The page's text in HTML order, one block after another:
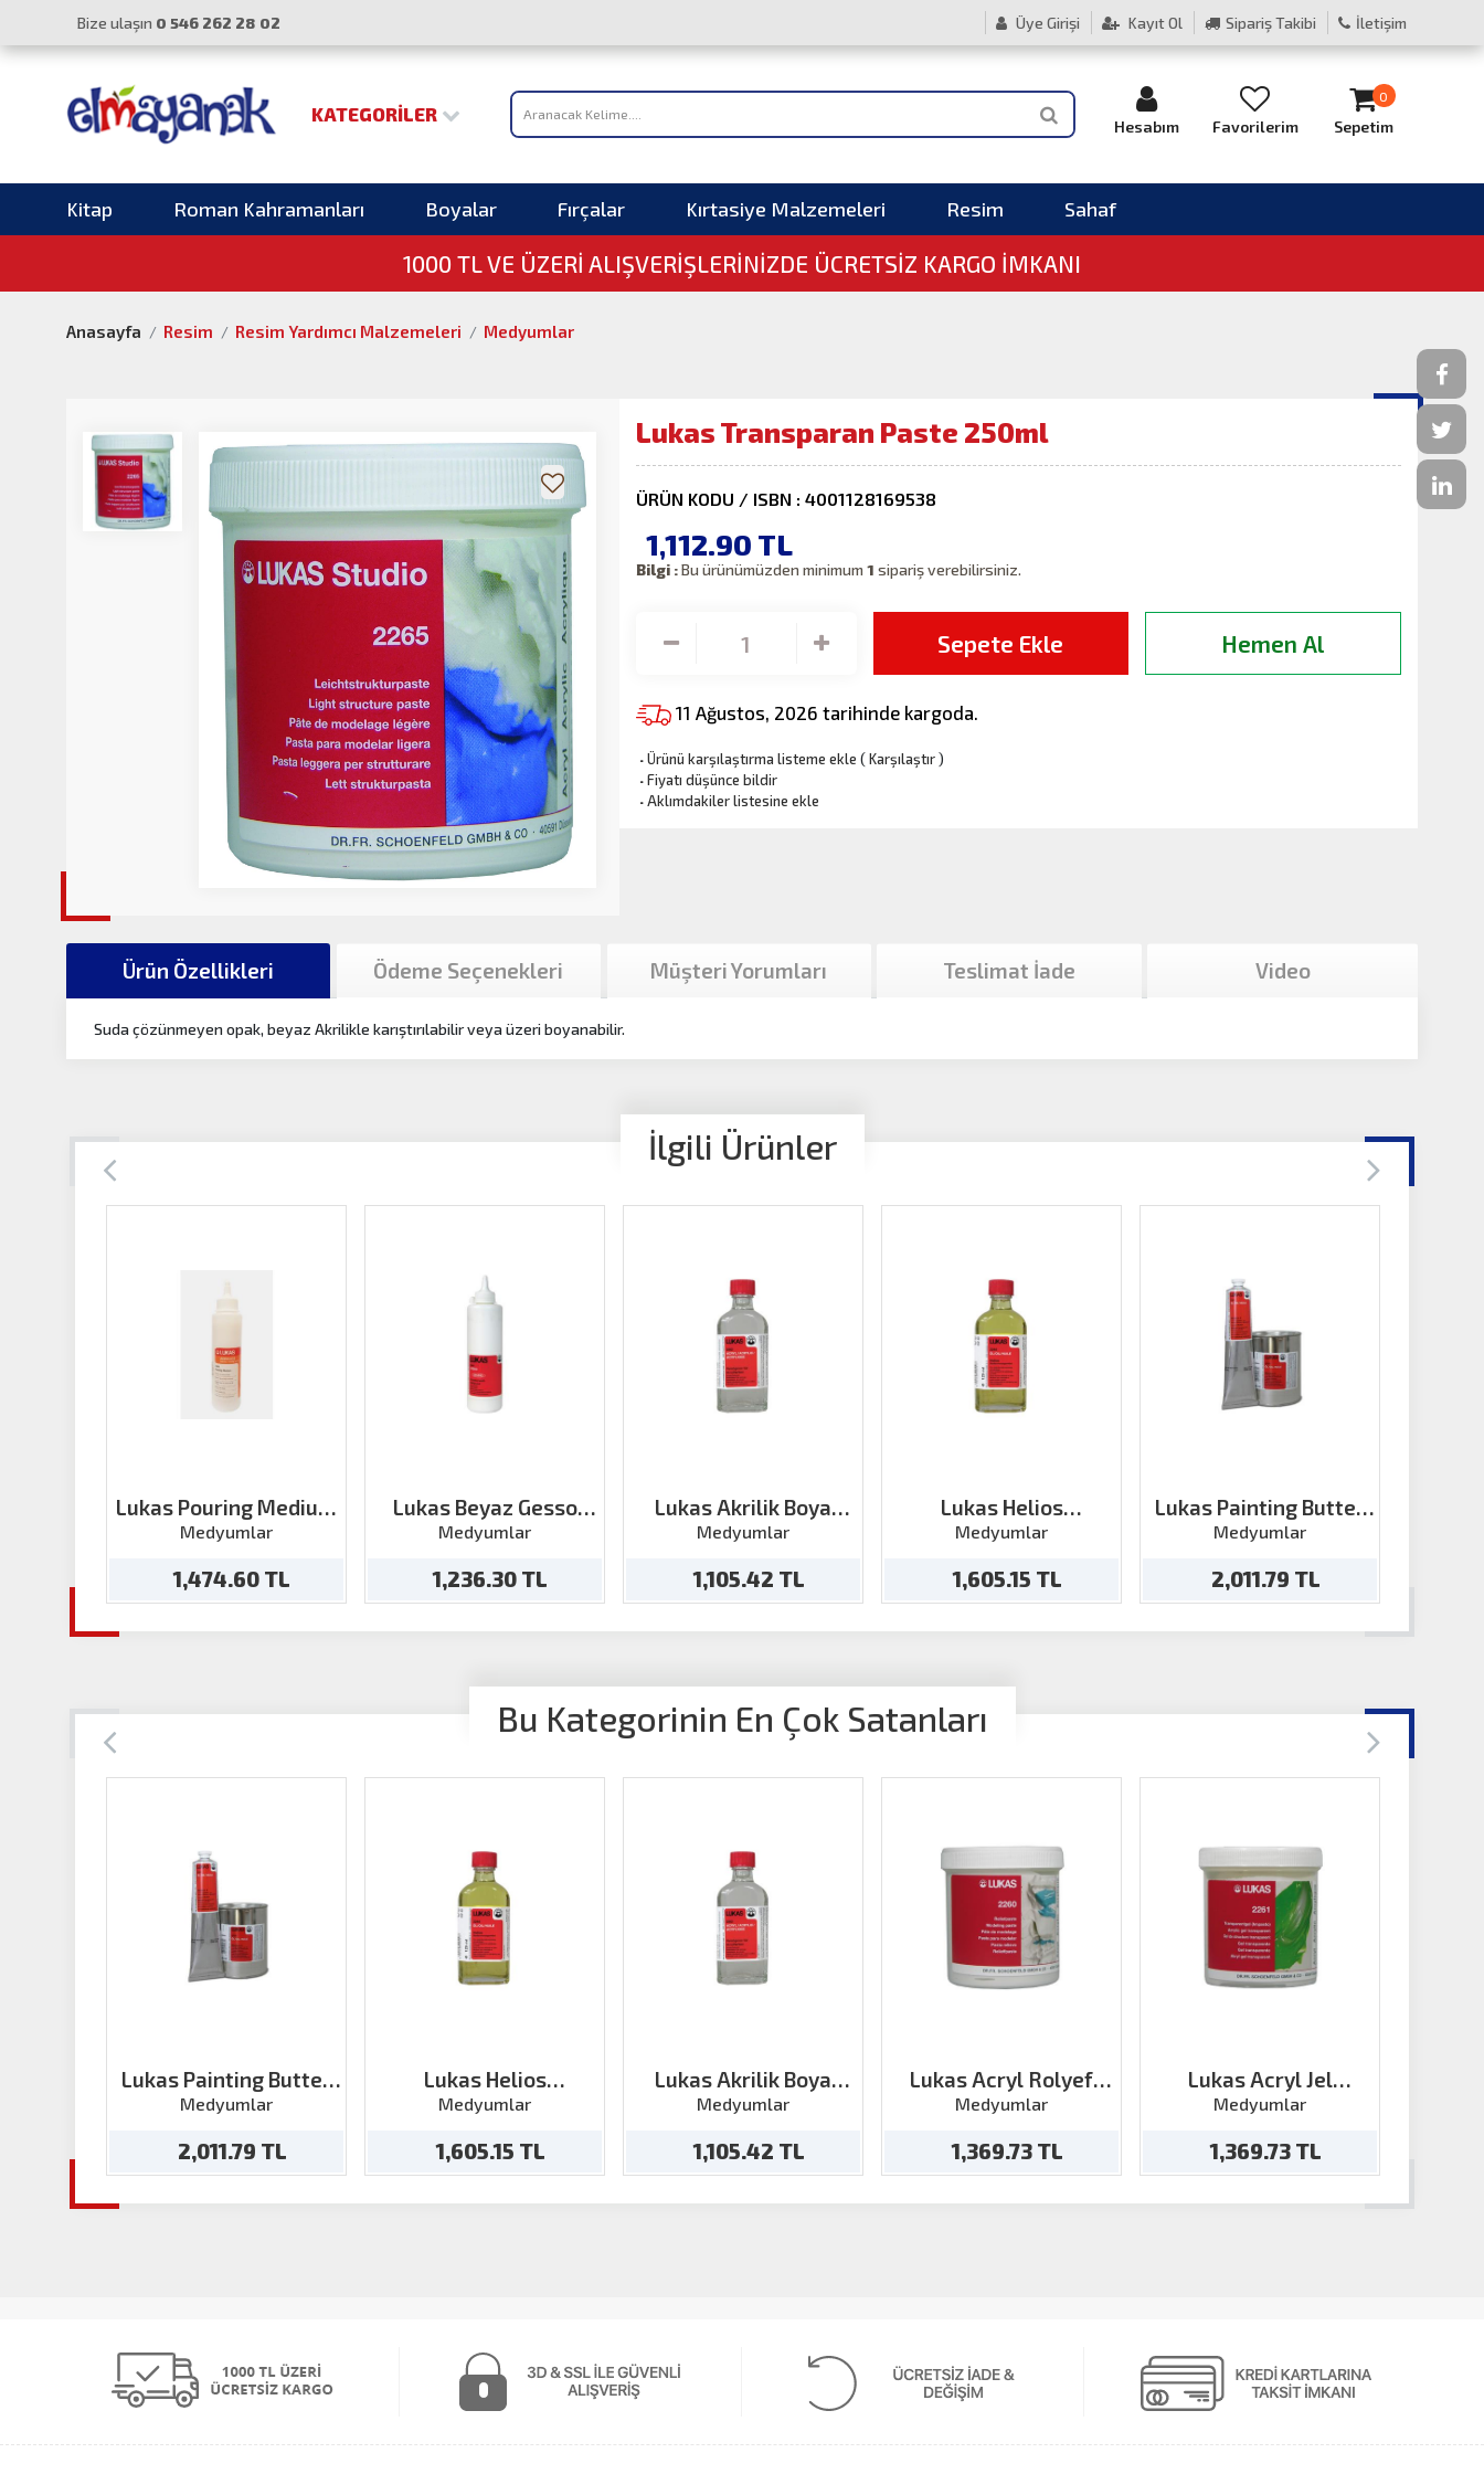
Bize ulaşın 0 546 262 28 02 Üye Girişi Kayıt Ol Sipariş Takibi İletişim
KATEGORILER
Hesabım Favorilerim Sepetim
0
Kitap Roman Kahramanları Boyalar Fırçalar Kırtasiye Malzemeleri Resim Sahaf
1000 TL VE ÜZERI ALIŞVERIŞLERINIZDE ÜCRETSİZ KARGO İMKANI
Anasayfa Resim Resim Yardımcı Malzemeleri Medyumlar
Lukas Transparan Paste 250ml
ÜRÜN KODU / ISBN : 4001128169538
1,112.90 TL
Bilgi :Bu ürünümüzden minimum 1 sipariş verebilirsiniz.
Sepete Ekle Hemen Al
11 Ağustos, 2026 tarihinde kargoda.
·Ürünü karşılaştırma listeme ekle (Karşılaştır)
·Fiyatı düşünce bildir
·Aklımdakiler listesine ekle
Ürün Özellikleri Ödeme Seçenekleri Müşteri Yorumları Teslimat İade Video
Suda çözünmeyen opak, beyaz Akrilikle karıştırılabilir veya üzeri boyanabilir.
İlgili Ürünler
Lukas Pouring Medium
500 ml
Medyumlar
1,474.60 TL
Lukas Beyaz Gesso
500ml
Medyumlar
1,236.30 TL
Lukas Akrilik Boya
Geçiktirici 125ml
Medyumlar
1,105.42 TL
Lukas Helios
Resterasyon Medyum
Medyumlar
1,605.15 TL
Lukas Painting Butter
Medium 5 200 ml
Medyumlar
2,011.79 TL
Bu Kategorinin En Çok Satanları
Lukas Painting Butter
Medium 5 200 ml
Medyumlar
2,011.79 TL
Lukas Helios
Resterasyon Medyum
Medyumlar
1,605.15 TL
Lukas Akrilik Boya
Geçiktirici 125ml
Medyumlar
1,105.42 TL
Lukas Acryl Rolyef
Macun 250ml
Medyumlar
1,369.73 TL
Lukas Acryl Jel
Transparan 250ml
Medyumlar
1,369.73 TL